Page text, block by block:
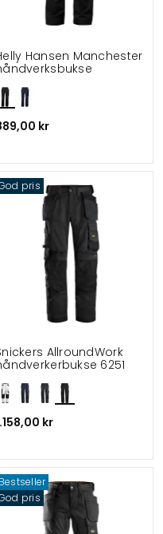
Hansen Manchester
kr
pris
AllroundWork
6251
kr
Bestseller
pris